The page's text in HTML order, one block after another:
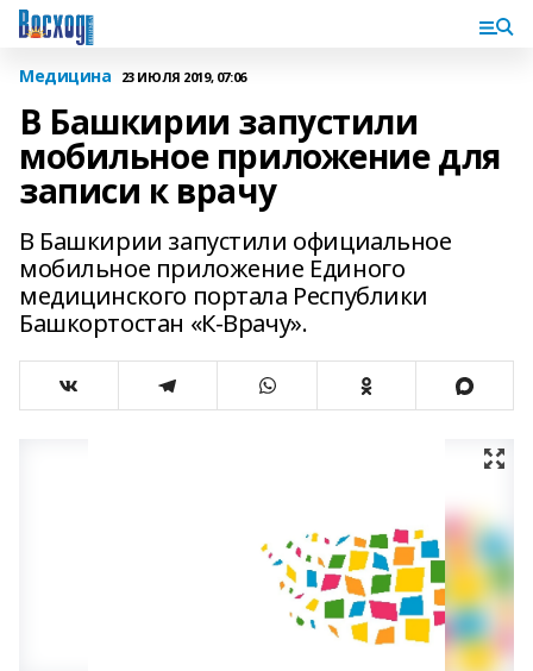
Медицина 23 ИЮЛЯ 2019, 07:06
В Башкирии запустили
мобильное приложение для
записи к врачу
В Башкирии запустили официальное
мобильное приложение Единого
медицинского портала Республики
Башкортостан «К-Врачу».